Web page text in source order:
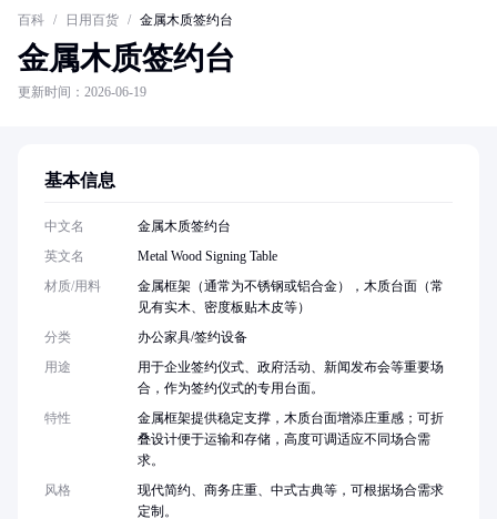
百科 / 日用百货 / 金属木质签约台
金属木质签约台
更新时间：2026-06-19
基本信息
中文名
金属木质签约台
英文名
Metal Wood Signing Table
材质/用料
金属框架（通常为不锈钢或铝合金），木质台面（常
见有实木、密度板贴木皮等）
分类
办公家具/签约设备
用途
用于企业签约仪式、政府活动、新闻发布会等重要场
合，作为签约仪式的专用台面。
特性
金属框架提供稳定支撑，木质台面增添庄重感；可折
叠设计便于运输和存储，高度可调适应不同场合需
求。
风格
现代简约、商务庄重、中式古典等，可根据场合需求
定制。